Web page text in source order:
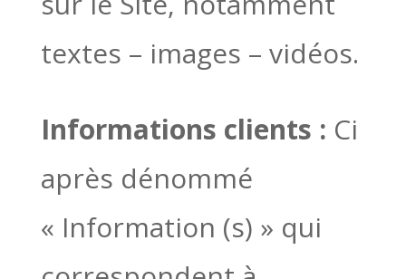
textes – images – vidéos.
Informations clients : Ci
après dénommé
« Information (s) » qui